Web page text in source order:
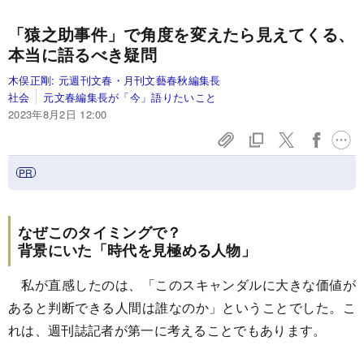
「猿之助事件」で角度を変えたら見えてくる、
本当に語るべき疑問
木俣正剛: 元週刊文春・月刊文藝春秋編集長
社会
元文春編集長が「今」語りたいこと
2023年8月2日 12:00
なぜこのタイミングで？
背景にいた「時代を見極める人物」
私が直感したのは、「このスキャンダルに大きな価値が
あると判断できる人間は誰なのか」ということでした。こ
れは、週刊誌記者が第一に考えることでもあります。